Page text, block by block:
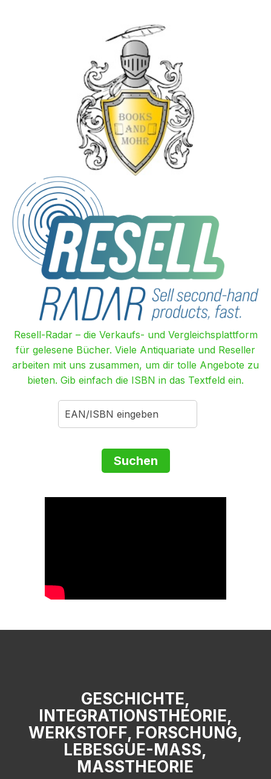
Resell-Radar – die Verkaufs- und Vergleichsplattform
für gelesene Bücher. Viele Antiquariate und Reseller
arbeiten mit uns zusammen, um dir tolle Angebote zu
bieten. Gib einfach die ISBN in das Textfeld ein.
GESCHICHTE,
INTEGRATIONSTHEORIE,
WERKSTOFF, FORSCHUNG,
LEBESGUE-MASS, M
ASSTHEORIE